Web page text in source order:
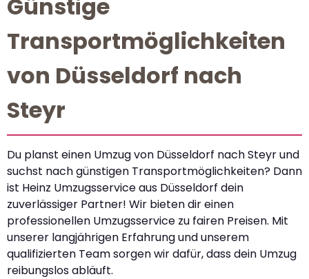
Günstige
Transportmöglichkeiten
von Düsseldorf nach
Steyr
Du planst einen Umzug von Düsseldorf nach Steyr und
suchst nach günstigen Transportmöglichkeiten? Dann
ist Heinz Umzugsservice aus Düsseldorf dein
zuverlässiger Partner! Wir bieten dir einen
professionellen Umzugsservice zu fairen Preisen. Mit
unserer langjährigen Erfahrung und unserem
qualifizierten Team sorgen wir dafür, dass dein Umzug
reibungslos abläuft.